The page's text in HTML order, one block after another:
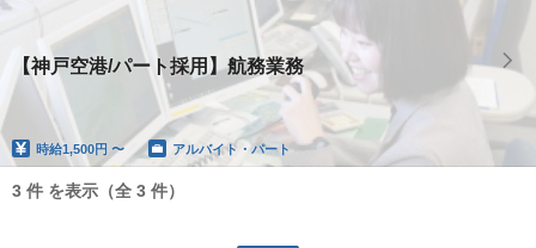
【神戸空港/パート採用】航務業務
時給1,500円 〜 アルバイト・パート
3 件 を表示（全 3 件）